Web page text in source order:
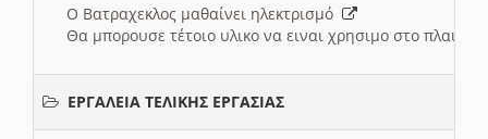
Ο Βατραχεκλος μαθαίνει ηλεκτρισμό
Θα μπορουσε τέτοιο υλικο να ειναι χρησιμο στο
ΕΡΓΑΛΕΙΑ ΤΕΛΙΚΗΣ ΕΡΓΑΣΙΑΣ